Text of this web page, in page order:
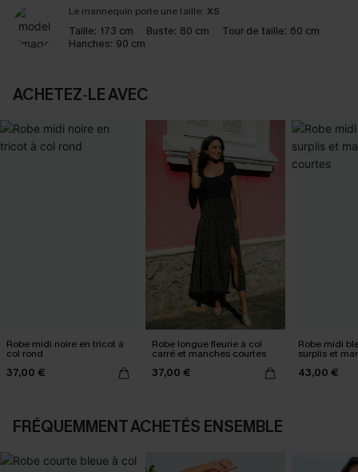
Le mannequin porte une taille: XS
Taille: 173 cm Buste: 80 cm Tour de taille: 60 cm
Hanches: 90 cm
ACHETEZ‑LE AVEC
Robe midi noire en tricot à
col rond
37,00 €
Robe longue fleurie à col
carré et manches courtes
37,00 €
Robe midi
surplis et
43,00 €
FRÉQUEMMENT ACHETÉS ENSEMBLE